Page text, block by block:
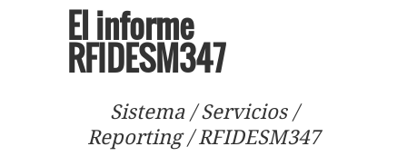
El informe
RFIDESM347
Sistema / Servicios /
Reporting / RFIDESM347